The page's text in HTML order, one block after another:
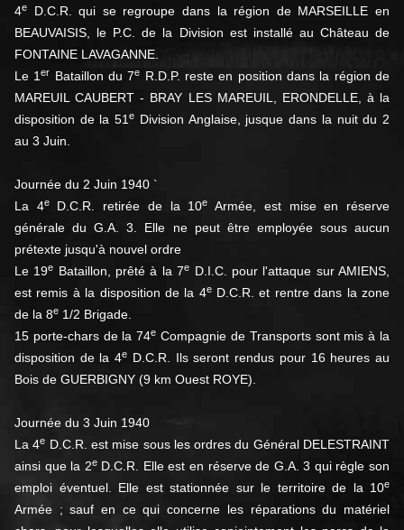
4e
D.C.R. qui se regroupe dans la région de MARSEILLE en
BEAUVAISIS, le P.C. de la Division est installé au Château de
FONTAINE LAVAGANNE.
Le 1er Bataillon du 7e R.D.P. reste en position dans la région de
MAREUIL CAUBERT - BRAY LES MAREUIL, ERONDELLE, à la
disposition de la 51e Division Anglaise, jusque dans la nuit du 2
au 3 Juin.
Journée du 2 Juin 1940 `
La 4eD.C.R. retirée de la 10e
Armée, est mise en réserve
générale du G.A. 3. Elle ne peut être employée sous aucun
prétexte jusqu'à nouvel ordre
Le 19e Bataillon, prêté à la 7e D.I.C. pour l'attaque sur AMIENS,
est remis à la disposition de la 4eD.C.R. et rentre dans la zone
de la 8e 1/2 Brigade.
15 porte-chars de la 74e Compagnie de Transports sont mis à la
disposition de la 4e D.C.R. Ils seront rendus pour 16 heures au
Bois de GUERBIGNY (9 km Ouest ROYE).
Journée du 3 Juin 1940
La 4e D.C.R. est mise sous les ordres du Général DELESTRAINT
ainsi que la 2eD.C.R. Elle est en réserve de G.A. 3 qui règle son
emploi éventuel. Elle est stationnée sur le territoire de la 10e
Armée ; sauf en ce qui concerne les réparations du matériel